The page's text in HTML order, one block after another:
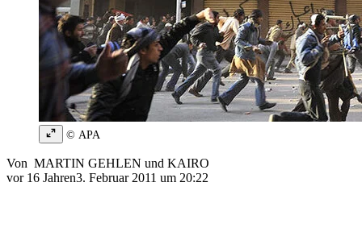
© APA
Von MARTIN GEHLEN und KAIRO
vor 16 Jahren3. Februar 2011 um 20:22